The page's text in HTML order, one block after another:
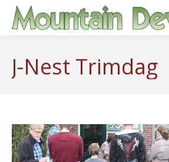
J-Nest Trimdag